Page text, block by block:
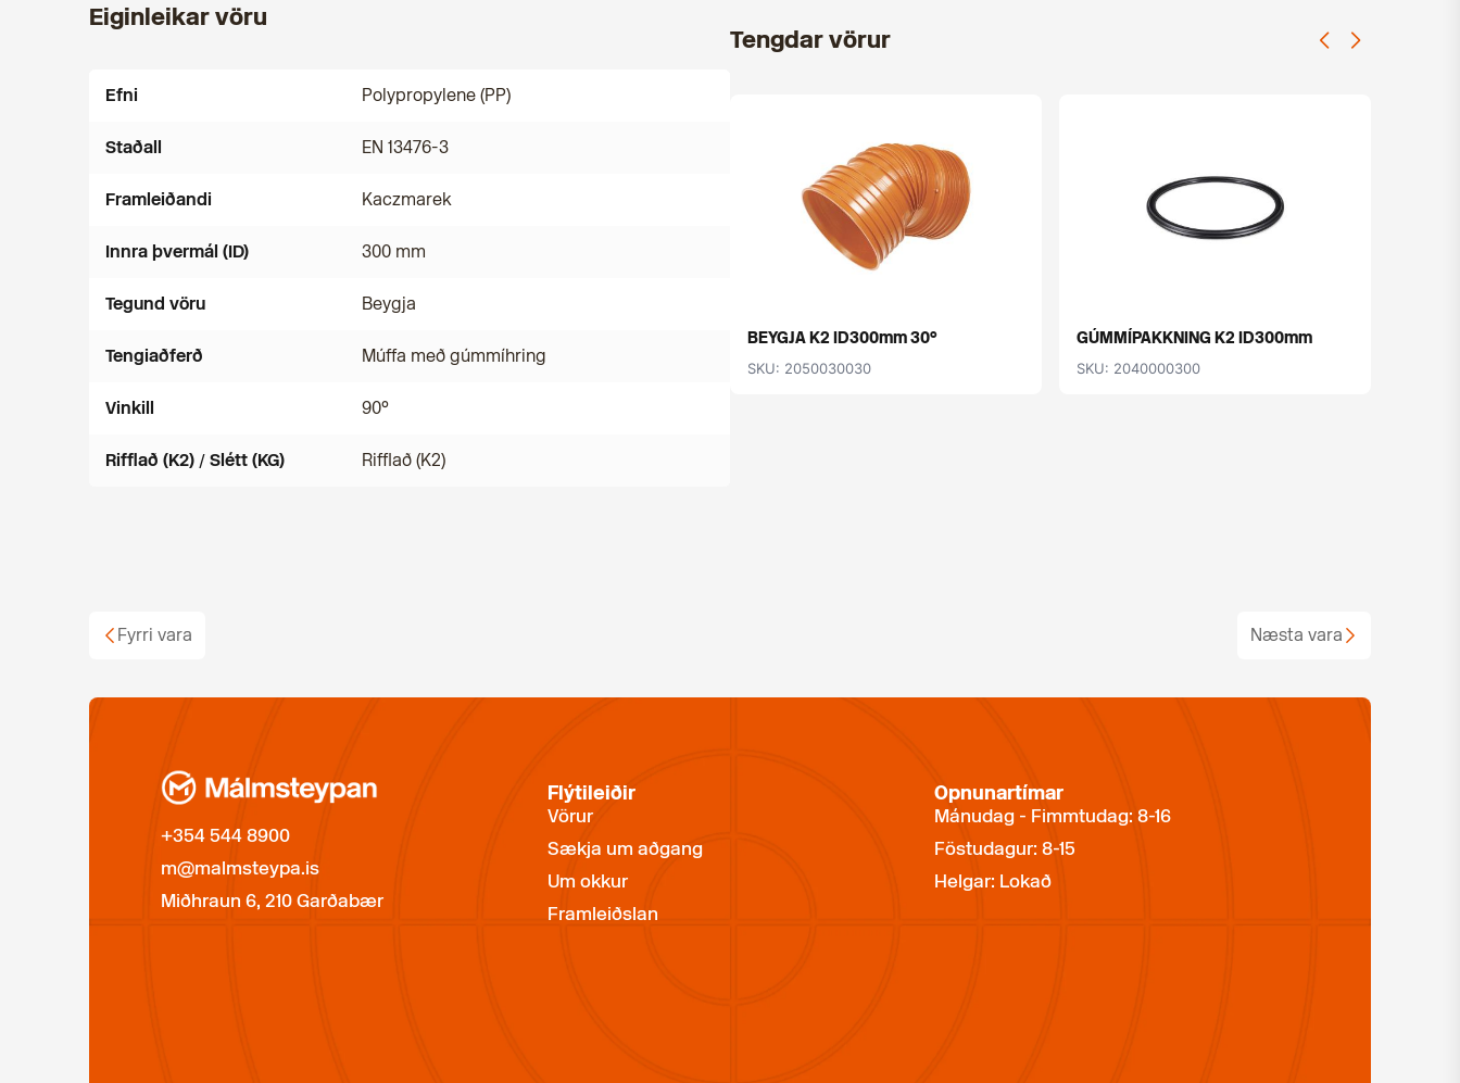
Eiginleikar vöru
Efni Polypropylene (PP)
Staðall EN 13476-3
Framleiðandi Kaczmarek
Innra þvermál (ID) 300 mm
Tegund vöru Beygja
Tengiaðferð Múffa með gúmmíhring
Vinkill 90°
Rifflað (K2) / Slétt (KG) Rifflað (K2)
Tengdar vörur
BEYGJA K2 ID300mm 30°
SKU: 2050030030
GÚMMÍPAKKNING K2 ID300mm
SKU: 2040000300
Fyrri vara Næsta vara
+354 544 8900
m@malmsteypa.is
Miðhraun 6, 210 Garðabær
Flýtileiðir
Vörur
Sækja um aðgang
Um okkur
Framleiðslan
Opnunartímar
Mánudag - Fimmtudag: 8-16
Föstudagur: 8-15
Helgar: Lokað